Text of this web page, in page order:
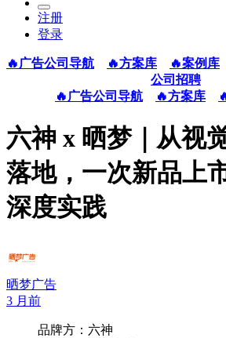
注册
登录
🔥广告公司导航 🔥方案库 🔥案例库
公司招聘
🔥广告公司导航
🔥方案库
六神 x 晒梦｜从视
落地，一次新品上
深度实践
晒梦广告
3 月前
品牌方：六神